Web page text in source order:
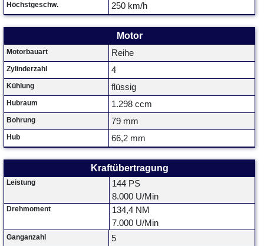
Höchstgeschw.
250 km/h
Motor
Motorbauart Reihe
Zylinderzahl 4
Kühlung flüssig
Hubraum 1.298 ccm
Bohrung 79 mm
Hub 66,2 mm
Kraftübertragung
Leistung
144 PS
8.000 U/Min
Drehmoment
134,4 NM
7.000 U/Min
Ganganzahl 5